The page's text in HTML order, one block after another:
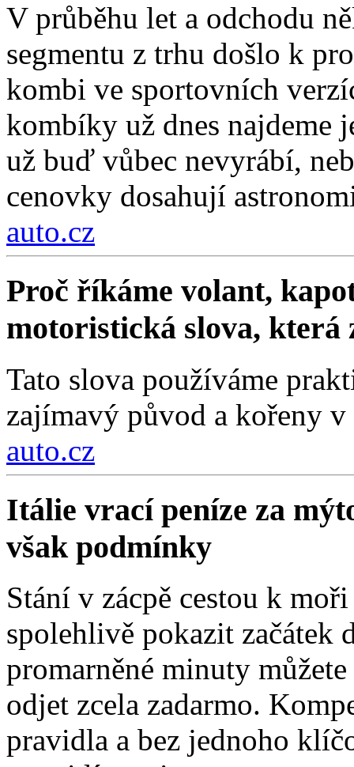
V průběhu let a odchodu
segmentu z trhu došlo k
kombi ve sportovních
kombíky už dnes najdeme
už buď vůbec nevyrábí,
cenovky dosahují
auto.cz
Proč říkáme volant,
motoristická slova, která
Tato slova používáme
zajímavý původ a kořeny
auto.cz
Itálie vrací peníze za
však podmínky
Stání v zácpě cestou k
spolehlivě pokazit začátek
promarněné minuty
odjet zcela zadarmo.
pravidla a bez jednoho